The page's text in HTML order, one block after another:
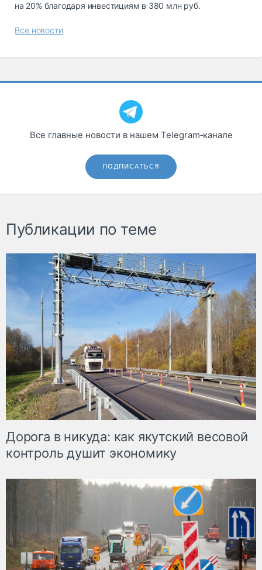
на 20% благодаря инвестициям в 380 млн руб.
Все новости
Все главные новости в нашем Telegram‑канале
ПОДПИСАТЬСЯ
Публикации по теме
Дорога в никуда: как якутский весовой
контроль душит экономику